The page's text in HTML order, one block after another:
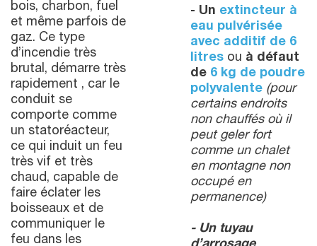
bois, charbon, fuel
et même parfois de
gaz. Ce type
d’incendie très
brutal, démarre très
rapidement , car le
conduit se
comporte comme
un statoréacteur,
ce qui induit un feu
très vif et très
chaud, capable de
faire éclater les
boisseaux et de
communiquer le
feu dans les
- Un extincteur à
eau pulvérisée
avec additif de 6
litres ou à défaut
de 6 kg de poudre
polyvalente (pour
certains endroits
non chauffés où il
peut geler fort
comme un chalet
en montagne non
occupé en
permanence)
- Un tuyau